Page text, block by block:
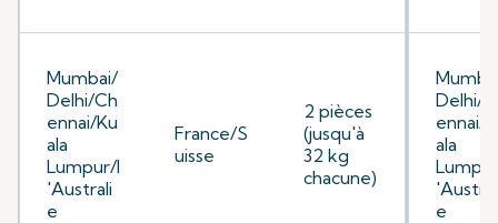
Mumbai/
Delhi/Ch
ennai/Ku
ala
Lumpur/l
'Australi
e
France/S
uisse
2 pièces
(jusqu'à
32 kg
chacune)
Delhi/
ennai/
ala
e